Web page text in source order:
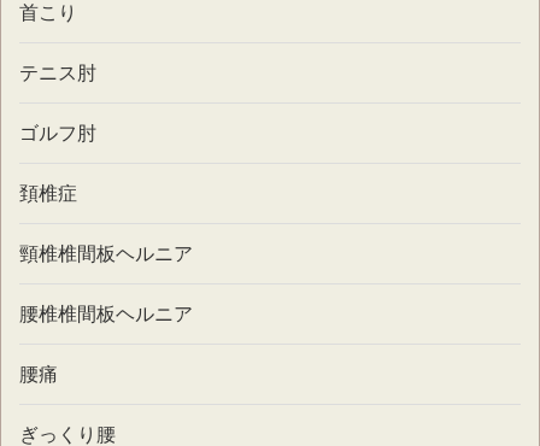
首こり
テニス肘
ゴルフ肘
頚椎症
頸椎椎間板ヘルニア
腰椎椎間板ヘルニア
腰痛
ぎっくり腰